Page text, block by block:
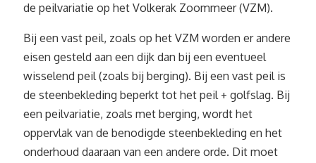
de peilvariatie op het Volkerak Zoommeer (VZM).
Bij een vast peil, zoals op het VZM worden er andere
eisen gesteld aan een dijk dan bij een eventueel
wisselend peil (zoals bij berging). Bij een vast peil is
de steenbekleding beperkt tot het peil + golfslag. Bij
een peilvariatie, zoals met berging, wordt het
oppervlak van de benodigde steenbekleding en het
onderhoud daaraan van een andere orde. Dit moet